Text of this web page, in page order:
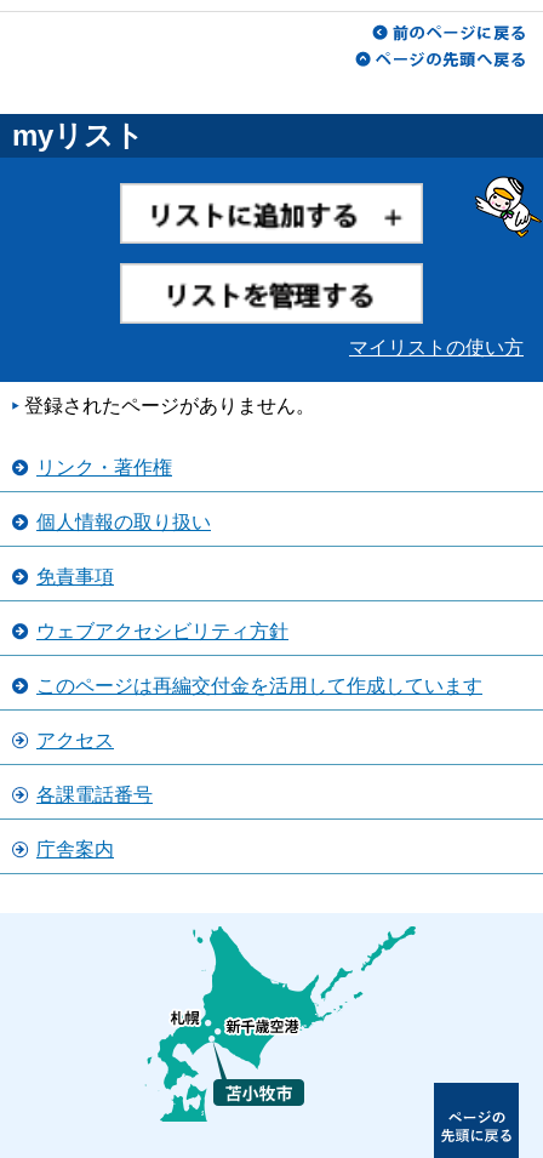
myリスト
マイリストの使い方
登録されたページがありません。
リンク・著作権
個人情報の取り扱い
免責事項
ウェブアクセシビリティ方針
このページは再編交付金を活用して作成しています
アクセス
各課電話番号
庁舎案内